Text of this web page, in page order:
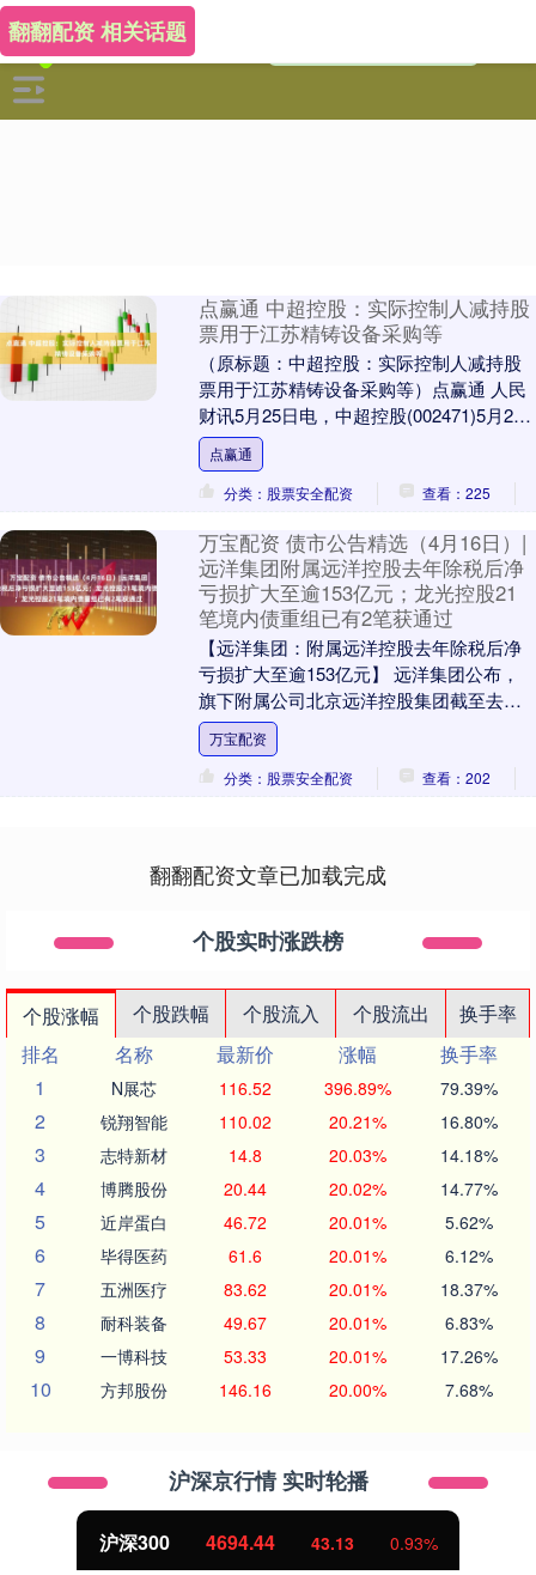
翻翻配资 相关话题
点赢通 中超控股：实际控制人减持股
票用于江苏精铸设备采购等
（原标题：中超控股：实际控制人减持股
票用于江苏精铸设备采购等）点赢通 人民
财讯5月25日电，中超控股(002471)5月25
日晚间发布公告，于2025年5月22....
点赢通
分类：股票安全配资
查看：225
万宝配资 债市公告精选（4月16日）|
远洋集团附属远洋控股去年除税后净
亏损扩大至逾153亿元；龙光控股21
笔境内债重组已有2笔获通过
【远洋集团：附属远洋控股去年除税后净
亏损扩大至逾153亿元】 远洋集团公布，
旗下附属公司北京远洋控股集团截至去年
12月底止全年业绩，按中国企业会计准
则，营业额1....
万宝配资
分类：股票安全配资
查看：202
翻翻配资文章已加载完成
个股实时涨跌榜
个股涨幅 个股跌幅 个股流入 个股流出
换手率
排名
名称 最新价 涨幅
换手率
1
N展芯 116.52 396.89% 79.39%
2 锐翔智能 110.02 20.21% 16.80%
3 志特新材 14.8 20.03% 14.18%
4 博腾股份 20.44 20.02% 14.77%
5 近岸蛋白 46.72 20.01% 5.62%
6 毕得医药 61.6 20.01% 6.12%
7 五洲医疗 83.62 20.01% 18.37%
8 耐科装备 49.67 20.01% 6.83%
9 一博科技 53.33 20.01% 17.26%
10 方邦股份 146.16 20.00% 7.68%
沪深京行情 实时轮播
沪深300 4694.44 43.13 0.93%